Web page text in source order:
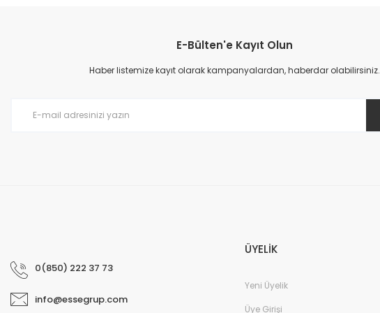
Ürün resmi kalitesiz, bozuk veya görüntülenemiyor.
Ürün açıklamasında eksik bilgiler bulunuyor.
E-Bülten'e Kayıt Olun
Haber listemize kayıt olarak kampanyalardan, haberdar olabilirsiniz.
0(850) 222 37 73
info@essegrup.com
ÜYELİK
Yeni Üyelik
Üye Girişi